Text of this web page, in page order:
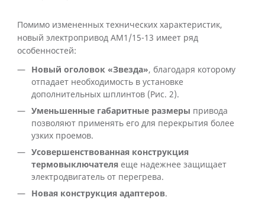
Помимо измененных технических характеристик,
новый электропривод АМ1/15-13 имеет ряд
особенностей:
Новый оголовок «Звезда», благодаря которому
отпадает необходимость в установке
дополнительных шплинтов (Рис. 2).
Уменьшенные габаритные размеры привода
позволяют применять его для перекрытия более
узких проемов.
Усовершенствованная конструкция
термовыключателяеще надежнее защищает
электродвигатель от перегрева.
Новая конструкция адаптеров.